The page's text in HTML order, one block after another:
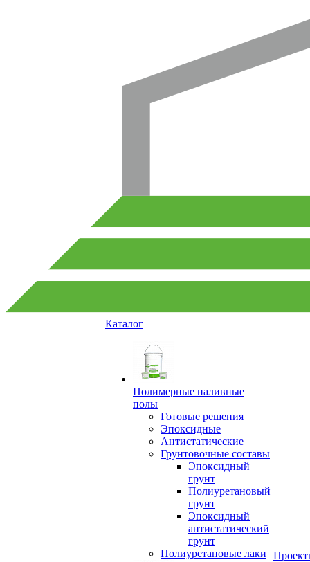
Каталог
Полимерные наливные
полы
Готовые решения
Эпоксидные
Антистатические
Грунтовочные составы
Эпоксидный
грунт
Полиуретановый
грунт
Эпоксидный
антистатический
грунт
Полиуретановые лаки